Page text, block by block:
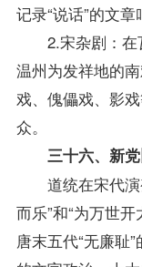
记录“说话”的文章
2.宋杂剧：在
温州为发祥地的
戏、傀儡戏、影
众。
三十六、新
道统在宋代演
而乐”和“为万世
唐末五代“无廉耻